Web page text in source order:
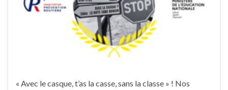
« Avec le casque, t’as la casse, sans la classe » ! Nos